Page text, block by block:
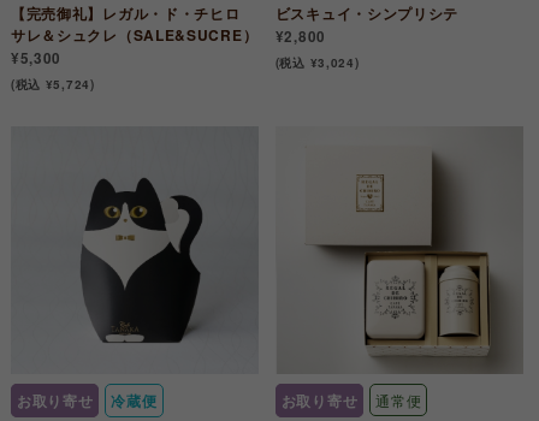
【完売御礼】レガル・ド・チヒロ
サレ＆シュクレ（SALE&SUCRE）
¥5,300
(税込 ¥5,724)
ビスキュイ・シンプリシテ
¥2,800
(税込 ¥3,024)
お取り寄せ
冷蔵便
お取り寄せ 通常便